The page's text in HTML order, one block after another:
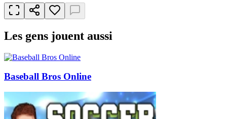
Les gens jouent aussi
Baseball Bros Online